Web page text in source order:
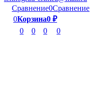
Сравнение0Сравнение
0Корзина0 ₽
0
0 0 0